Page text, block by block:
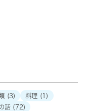
(3) 料理 (1)
話 (72)